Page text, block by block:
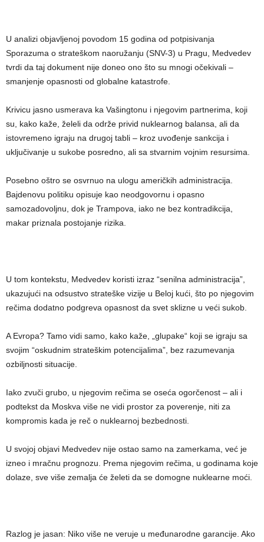
U analizi objavljenoj povodom 15 godina od potpisivanja
Sporazuma o strateškom naoružanju (SNV-3) u Pragu, Medvedev
tvrdi da taj dokument nije doneo ono što su mnogi očekivali –
smanjenje opasnosti od globalne katastrofe.
Krivicu jasno usmerava ka Vašingtonu i njegovim partnerima, koji
su, kako kaže, želeli da održe privid nuklearnog balansa, ali da
istovremeno igraju na drugoj tabli – kroz uvođenje sankcija i
uključivanje u sukobe posredno, ali sa stvarnim vojnim resursima.
Posebno oštro se osvrnuo na ulogu američkih administracija.
Bajdenovu politiku opisuje kao neodgovornu i opasno
samozadovoljnu, dok je Trampova, iako ne bez kontradikcija,
makar priznala postojanje rizika.
U tom kontekstu, Medvedev koristi izraz “senilna administracija”,
ukazujući na odsustvo strateške vizije u Beloj kući, što po njegovim
rečima dodatno podgreva opasnost da svet sklizne u veći sukob.
A Evropa? Tamo vidi samo, kako kaže, „glupake“ koji se igraju sa
svojim “oskudnim strateškim potencijalima”, bez razumevanja
ozbiljnosti situacije.
Iako zvuči grubo, u njegovim rečima se oseća ogorčenost – ali i
podtekst da Moskva više ne vidi prostor za poverenje, niti za
kompromis kada je reč o nuklearnoj bezbednosti.
U svojoj objavi Medvedev nije ostao samo na zamerkama, već je
izneo i mračnu prognozu. Prema njegovim rečima, u godinama koje
dolaze, sve više zemalja će želeti da se domogne nuklearne moći.
Razlog je jasan: Niko više ne veruje u međunarodne garancije. Ako